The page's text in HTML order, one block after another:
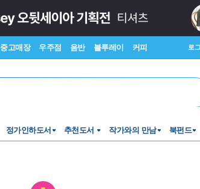
중고매장 우주점 음반 블루레이 커피 로
정가인하도서 추천도서 작가와의 만남 북펀드